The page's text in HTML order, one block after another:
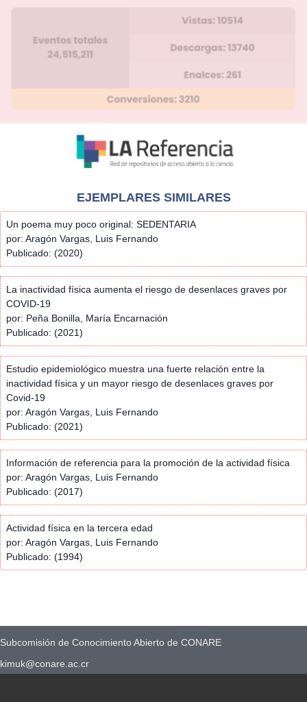
EJEMPLARES SIMILARES
Un poema muy poco original: SEDENTARIA
por: Aragón Vargas, Luis Fernando
Publicado: (2020)
La inactividad física aumenta el riesgo de desenlaces graves por
COVID-19
por: Peña Bonilla, María Encarnación
Publicado: (2021)
Estudio epidemiológico muestra una fuerte relación entre la
inactividad física y un mayor riesgo de desenlaces graves por
Covid-19
por: Aragón Vargas, Luis Fernando
Publicado: (2021)
Información de referencia para la promoción de la actividad física
por: Aragón Vargas, Luis Fernando
Publicado: (2017)
Actividad física en la tercera edad
por: Aragón Vargas, Luis Fernando
Publicado: (1994)
Subcomisión de Conocimiento Abierto de CONARE
kimuk@conare.ac.cr